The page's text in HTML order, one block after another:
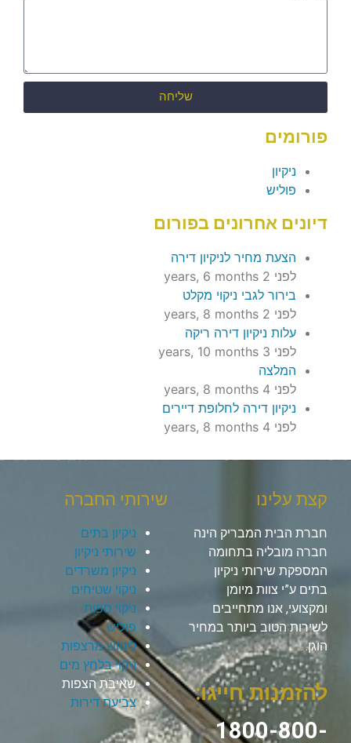
שליחה
פורומים
ניקיון
פוליש
דיונים אחרונים בפורום
הצעת מחיר לניקיון דירה
לפני 2 years, 6 months
בירור לגבי ניקוי מקלט
לפני 2 years, 8 months
עלות ניקיון דירה ריקה
לפני 3 years, 10 months
המלצה
לפני 4 years, 8 months
ניקיון דירה לחלופת דיירים
לפני 4 years, 8 months
קצת עלינו
חברת הבית המבריק הינה
חברה מובליה בתחומה
המספקת שירותי ניקיון
בתים ע”י צוות מיומן
ומקצועי, אנו מתחייבים
לשירות הטוב ביותר במחיר
הוגן.
להזמנות חייגו:
1800-800-
שירותי החברה
ניקיון בתים
שירותי ניקיון
ניקיון משרדים
ניקוי שטיחים
ניקוי ספות
פוליש
ליטוש מרצפות
ניקוי בלחץ מים
שאיבת הצפות
צביעת דירות